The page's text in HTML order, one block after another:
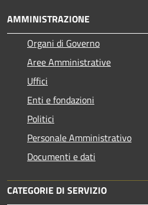
AMMINISTRAZIONE
Organi di Governo
Aree Amministrative
Uffici
Enti e fondazioni
Politici
Personale Amministrativo
Documenti e dati
CATEGORIE DI SERVIZIO